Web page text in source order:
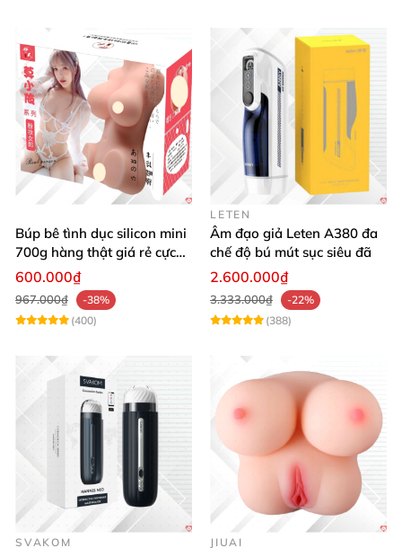
Búp bê tình dục silicon mini
700g hàng thật giá rẻ cực
sướng
600.000₫
967.000₫
-38%
(400)
LETEN
Âm đạo giả Leten A380 đa
chế độ bú mút sục siêu đã
2.600.000₫
3.333.000₫
-22%
(388)
SVAKOM JIUAI